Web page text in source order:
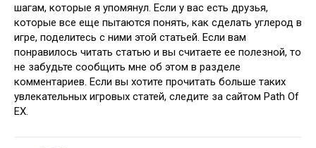
шагам, которые я упомянул. Если у вас есть друзья,
которые все еще пытаются понять, как сделать углерод в
игре, поделитесь с ними этой статьей. Если вам
понравилось читать статью и вы считаете ее полезной, то
не забудьте сообщить мне об этом в разделе
комментариев. Если вы хотите прочитать больше таких
увлекательных игровых статей, следите за сайтом Path Of
EX.